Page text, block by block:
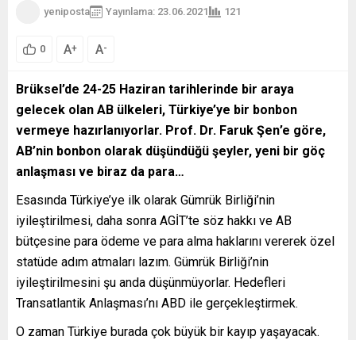
yeniposta Yayınlama: 23.06.2021 121
0 A+ A-
Brüksel’de 24-25 Haziran tarihlerinde bir araya
gelecek olan AB ülkeleri, Türkiye’ye bir bonbon
vermeye hazırlanıyorlar. Prof. Dr. Faruk Şen’e göre,
AB’nin bonbon olarak düşündüğü şeyler, yeni bir göç
anlaşması ve biraz da para…
Esasında Türkiye’ye ilk olarak Gümrük Birliği’nin
iyileştirilmesi, daha sonra AGİT’te söz hakkı ve AB
bütçesine para ödeme ve para alma haklarını vererek özel
statüde adım atmaları lazım. Gümrük Birliği’nin
iyileştirilmesini şu anda düşünmüyorlar. Hedefleri
Transatlantik Anlaşması’nı ABD ile gerçekleştirmek.
O zaman Türkiye burada çok büyük bir kayıp yaşayacak.